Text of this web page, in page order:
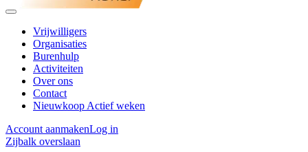
Vrijwilligers
Organisaties
Burenhulp
Activiteiten
Over ons
Contact
Nieuwkoop Actief weken
Account aanmakenLog in
Zijbalk overslaan